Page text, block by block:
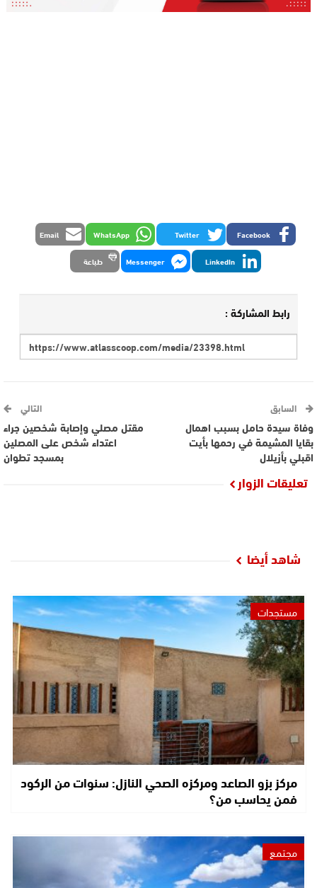
Facebook
Twitter
WhatsApp
Email
LinkedIn
Messenger طباعة
رابط المشاركة :
السابق
وفاة سيدة حامل بسبب اهمال
بقايا المشيمة في رحمها بأيت
اقبلي بأزيلال
التالي
‎‎مقتل مصلي وإصابة شخصين جراء
اعتداء شخص على المصلين
بمسجد تطوان
تعليقات الزوار
شاهد أيضا
مستجدات
مركز بزو الصاعد ومركزه الصحي النازل: سنوات من الركود
فمن يحاسب من؟
مجتمع